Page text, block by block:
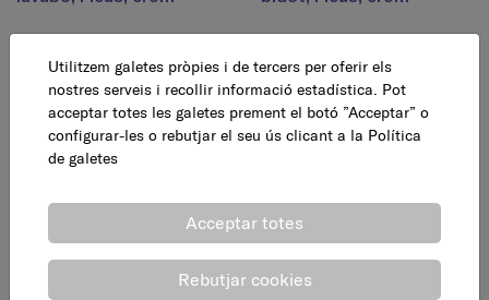
27,95 € AFEGEIX 27,95 €
Utilitzem galetes pròpies i de tercers per oferir els
nostres serveis i recollir informació estadística. Pot
acceptar totes les galetes prement el botó ”Acceptar” o
configurar-les o rebutjar el seu ús clicant a la Política
de galetes
Acceptar totes
Rebutjar cookies